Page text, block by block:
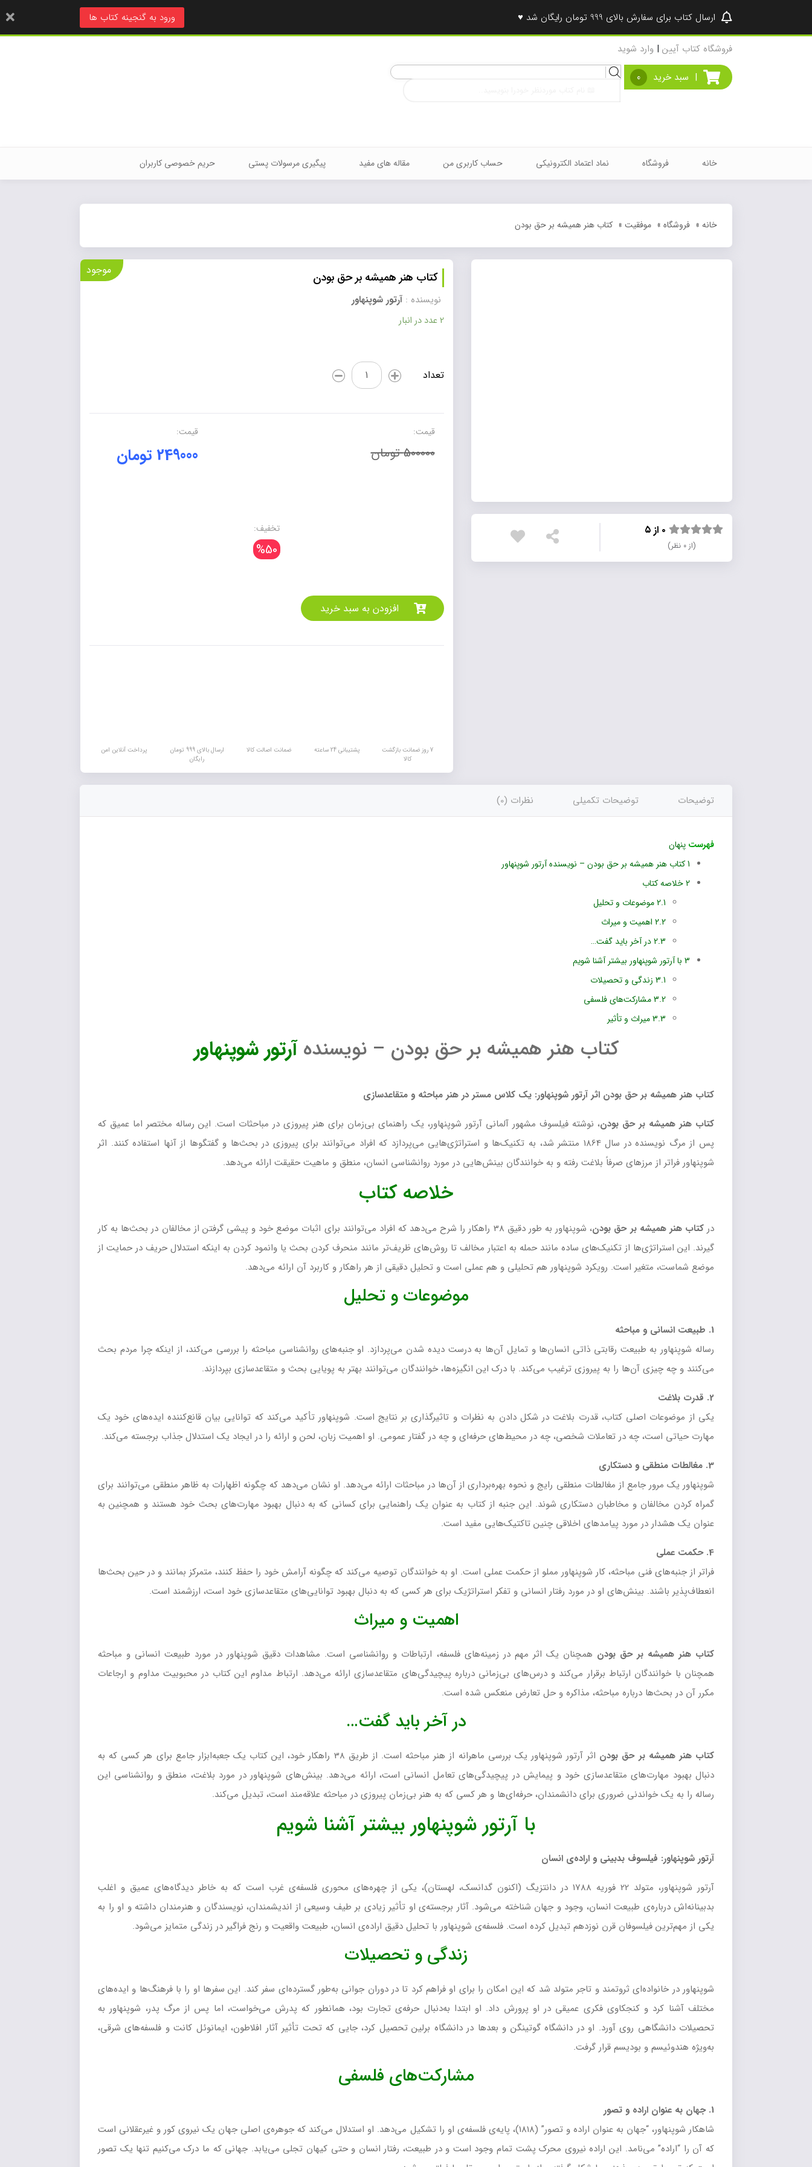
ارسال کتاب برای سفارش بالای 999 تومان رایگان شد ♥ ورود به گنجینه کتاب ها
فروشگاه کتاب آیین | وارد شوید
| سبد خرید 0
Products
خانه فروشگاه نماد اعتماد الکترونیکی حساب کاربری من مقاله های مفید پیگیری مرسولات پستی حریم خصوصی کاربران
خانه » فروشگاه » موفقیت » کتاب هنر همیشه بر حق بودن
(از ۰ نظر)
کتاب هنر همیشه بر حق بودن موجود
نویسنده :آرتور شوپنهاور
2 عدد در انبار
تعداد
کتاب
هنر
بر
عدد
قیمت:
500000 تومان
تخفیف:
%50
قیمت:
249000 تومان
افزودن به سبد خرید
7 روز ضمانت بازگشت
کالا
پشتیبانی 24 ساعته ضمانت اصالت کالا
ارسال بالای 999 تومان
رایگان
پرداخت آنلاین امن
توضیحات توضیحات تکمیلی نظرات (0)
فهرست پنهان
1کتاب هنر همیشه بر حق بودن – نویسنده آرتور شوپنهاور
2خلاصه کتاب
2.1موضوعات و تحلیل
2.2 اهمیت و میراث
2.3در آخر باید گفت…
3 با آرتور شوپنهاور بیشتر آشنا شویم
3.1 زندگی و تحصیلات
3.2مشارکت‌های فلسفی
3.3میراث و تأثیر
کتاب هنر همیشه بر حق بودن – نویسندهآرتور شوپنهاور
کتاب هنر همیشه بر حق بودن اثر آرتور شوپنهاور: یک کلاس مستر در هنر مباحثه و متقاعدسازی
کتاب هنر همیشه بر حق بودن، نوشته فیلسوف مشهور آلمانی آرتور شوپنهاور، یک راهنمای بی‌زمان برای هنر پیروزی در مباحثات است. این رساله مختصر اما عمیق که
پس از مرگ نویسنده در سال 1864 منتشر شد، به تکنیک‌ها و استراتژی‌هایی می‌پردازد که افراد می‌توانند برای پیروزی در بحث‌ها و گفتگوها از آنها استفاده کنند. اثر
شوپنهاور فراتر از مرزهای صرفاً بلاغت رفته و به خوانندگان بینش‌هایی در مورد روانشناسی انسان، منطق و ماهیت حقیقت ارائه می‌دهد.
خلاصه کتاب
درکتاب هنر همیشه بر حق بودن
، شوپنهاور به طور دقیق 38 راهکار را شرح می‌دهد که افراد می‌توانند برای اثبات موضع خود و پیشی گرفتن از مخالفان در بحث‌ها به کار
گیرند. این استراتژی‌ها از تکنیک‌های ساده مانند حمله به اعتبار مخالف تا روش‌های ظریف‌تر مانند منحرف کردن بحث یا وانمود کردن به اینکه استدلال حریف در حمایت از
موضع شماست، متغیر است. رویکرد شوپنهاور هم تحلیلی و هم عملی است و تحلیل دقیقی از هر راهکار و کاربرد آن ارائه می‌دهد.
موضوعات و تحلیل
1. طبیعت انسانی و مباحثه
رساله شوپنهاور به طبیعت رقابتی ذاتی انسان‌ها و تمایل آن‌ها به درست دیده شدن می‌پردازد. او جنبه‌های روانشناسی مباحثه را بررسی می‌کند، از اینکه چرا مردم بحث
می‌کنند و چه چیزی آن‌ها را به پیروزی ترغیب می‌کند. با درک این انگیزه‌ها، خوانندگان می‌توانند بهتر به پویایی بحث و متقاعدسازی بپردازند.
2. قدرت بلاغت
یکی از موضوعات اصلی کتاب، قدرت بلاغت در شکل دادن به نظرات و تاثیرگذاری بر نتایج است. شوپنهاور تأکید می‌کند که توانایی بیان قانع‌کننده ایده‌های خود یک
مهارت حیاتی است، چه در تعاملات شخصی، چه در محیط‌های حرفه‌ای و چه در گفتار عمومی. او اهمیت زبان، لحن و ارائه را در ایجاد یک استدلال جذاب برجسته می‌کند.
3. مغالطات منطقی و دستکاری
شوپنهاور یک مرور جامع از مغالطات منطقی رایج و نحوه بهره‌برداری از آن‌ها در مباحثات ارائه می‌دهد. او نشان می‌دهد که چگونه اظهارات به ظاهر منطقی می‌توانند برای
گمراه کردن مخالفان و مخاطبان دستکاری شوند. این جنبه از کتاب به عنوان یک راهنمایی برای کسانی که به دنبال بهبود مهارت‌های بحث خود هستند و همچنین به
عنوان یک هشدار در مورد پیامدهای اخلاقی چنین تاکتیک‌هایی مفید است.
4. حکمت عملی
فراتر از جنبه‌های فنی مباحثه، کار شوپنهاور مملو از حکمت عملی است. او به خوانندگان توصیه می‌کند که چگونه آرامش خود را حفظ کنند، متمرکز بمانند و در حین بحث‌ها
انعطاف‌پذیر باشند. بینش‌های او در مورد رفتار انسانی و تفکر استراتژیک برای هر کسی که به دنبال بهبود توانایی‌های متقاعدسازی خود است، ارزشمند است.
اهمیت و میراث
کتاب هنر همیشه بر حق بودن همچنان یک اثر مهم در زمینه‌های فلسفه، ارتباطات و روانشناسی است. مشاهدات دقیق شوپنهاور در مورد طبیعت انسانی و مباحثه
همچنان با خوانندگان ارتباط برقرار می‌کند و درس‌های بی‌زمانی درباره پیچیدگی‌های متقاعدسازی ارائه می‌دهد. ارتباط مداوم این کتاب در محبوبیت مداوم و ارجاعات
مکرر آن در بحث‌ها درباره مباحثه، مذاکره و حل تعارض منعکس شده است.
در آخر باید گفت…
کتاب هنر همیشه بر حق بودن
اثر آرتور شوپنهاور یک بررسی ماهرانه از هنر مباحثه است. از طریق 38 راهکار خود، این کتاب یک جعبه‌ابزار جامع برای هر کسی که به
دنبال بهبود مهارت‌های متقاعدسازی خود و پیمایش در پیچیدگی‌های تعامل انسانی است، ارائه می‌دهد. بینش‌های شوپنهاور در مورد بلاغت، منطق و روانشناسی این
رساله را به یک خواندنی ضروری برای دانشمندان، حرفه‌ای‌ها و هر کسی که به هنر بی‌زمان پیروزی در مباحثه علاقه‌مند است، تبدیل می‌کند.
با آرتور شوپنهاور بیشتر آشنا شویم
آرتور شوپنهاور: فیلسوف بدبینی و اراده‌ی انسان
آرتور شوپنهاور، متولد 22 فوریه 1788 در دانتزیگ (اکنون گدانسک، لهستان)، یکی از چهره‌های محوری فلسفه‌ی غرب است که به خاطر دیدگاه‌های عمیق و اغلب
بدبینانه‌اش درباره‌ی طبیعت انسان، وجود و جهان شناخته می‌شود. آثار برجسته‌ی او تأثیر زیادی بر طیف وسیعی از اندیشمندان، نویسندگان و هنرمندان داشته و او را به
یکی از مهم‌ترین فیلسوفان قرن نوزدهم تبدیل کرده است. فلسفه‌ی شوپنهاور با تحلیل دقیق اراده‌ی انسان، طبیعت واقعیت و رنج فراگیر در زندگی متمایز می‌شود.
زندگی و تحصیلات
شوپنهاور در خانواده‌ای ثروتمند و تاجر متولد شد که این امکان را برای او فراهم کرد تا در دوران جوانی به‌طور گسترده‌ای سفر کند. این سفرها او را با فرهنگ‌ها و ایده‌های
مختلف آشنا کرد و کنجکاوی فکری عمیقی در او پرورش داد. او ابتدا به‌دنبال حرفه‌ی تجارت بود، همانطور که پدرش می‌خواست، اما پس از مرگ پدر، شوپنهاور به
تحصیلات دانشگاهی روی آورد. او در دانشگاه گوتینگن و بعدها در دانشگاه برلین تحصیل کرد، جایی که تحت تأثیر آثار افلاطون، ایمانوئل کانت و فلسفه‌های شرقی،
به‌ویژه هندوئیسم و بودیسم قرار گرفت.
مشارکت‌های فلسفی
1. جهان به عنوان اراده و تصور
شاهکار شوپنهاور، “جهان به عنوان اراده و تصور” (1818)، پایه‌ی فلسفه‌ی او را تشکیل می‌دهد. او استدلال می‌کند که جوهره‌ی اصلی جهان یک نیروی کور و غیرعقلانی است
که آن را “اراده” می‌نامد. این اراده نیروی محرک پشت تمام وجود است و در طبیعت، رفتار انسان و حتی کیهان تجلی می‌یابد. جهانی که ما درک می‌کنیم تنها یک تصور